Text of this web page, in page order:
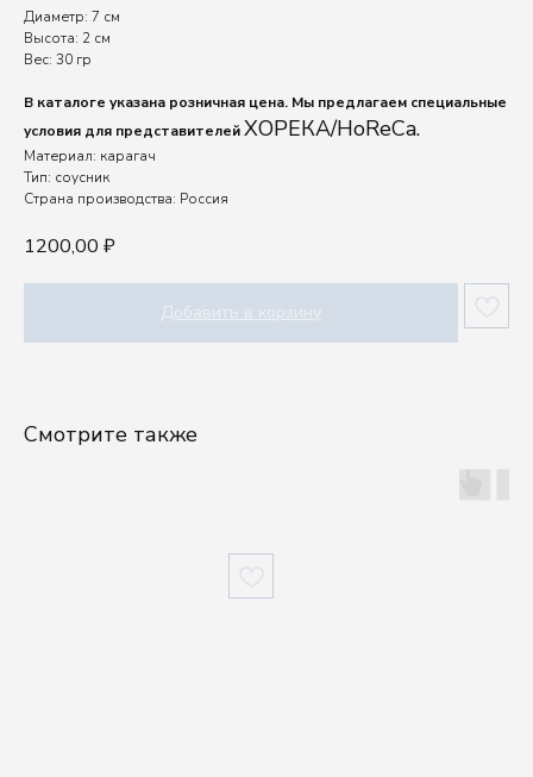
1200,00 ₽
Добавить в корзину
Диаметр: 7 см
Высота: 2 см
Вес: 30 гр
В каталоге указана розничная цена. Мы предлагаем специальные
условия для представителейХОРЕКА/HoReCa.
Материал: карагач
Тип: соусник
Страна производства: Россия
Смотрите также